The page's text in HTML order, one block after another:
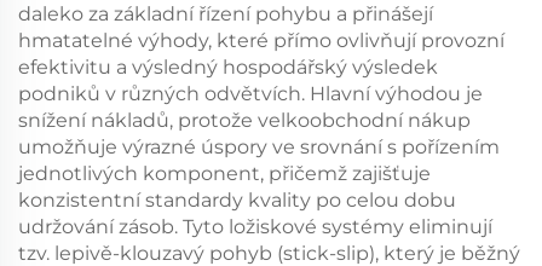
daleko za základní řízení pohybu a přinášejí
hmatatelné výhody, které přímo ovlivňují provozní
efektivitu a výsledný hospodářský výsledek
podniků v různých odvětvích. Hlavní výhodou je
snížení nákladů, protože velkoobchodní nákup
umožňuje výrazné úspory ve srovnání s pořízením
jednotlivých komponent, přičemž zajišťuje
konzistentní standardy kvality po celou dobu
udržování zásob. Tyto ložiskové systémy eliminují
tzv. lepivě-klouzavý pohyb (stick-slip), který je běžný